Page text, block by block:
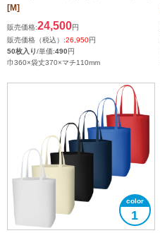
[M]
販売価格:24,500円
販売価格（税込）:26,950円
50枚入り/単価:490円
巾360×袋丈370×マチ110mm
1